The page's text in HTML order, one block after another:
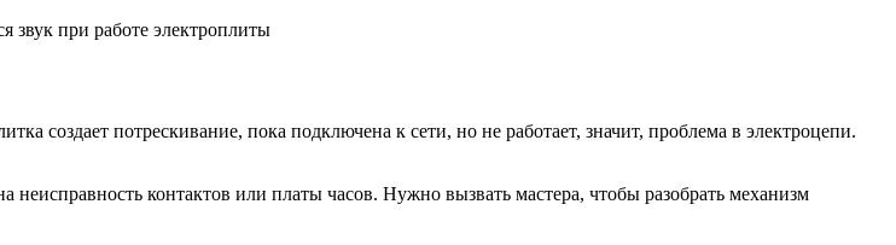
создает потрескивание, пока подключена к сети, но не работает, значит, проблема в электроцепи.
неисправность контактов или платы часов. Нужно вызвать мастера, чтобы разобрать механизм